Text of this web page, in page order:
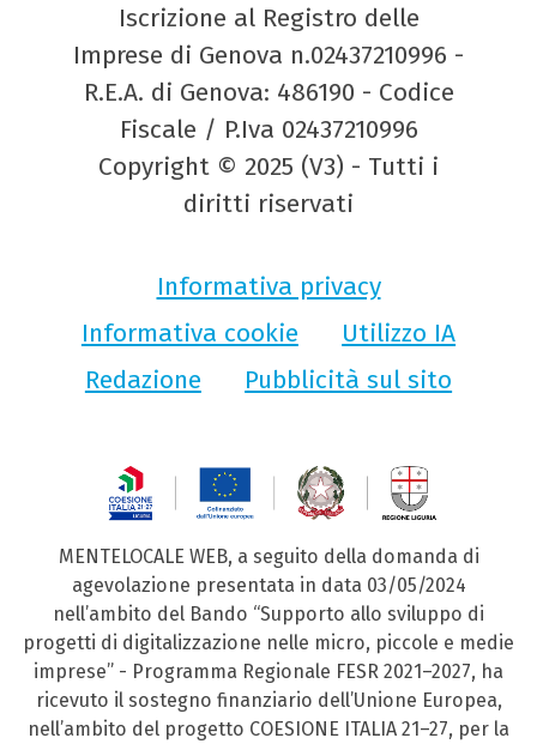
Iscrizione al Registro delle
Imprese di Genova n.02437210996 -
R.E.A. di Genova: 486190 - Codice
Fiscale / P.Iva 02437210996
Copyright © 2025 (V3) - Tutti i
diritti riservati
Informativa privacy
Informativa cookie
Utilizzo IA
Redazione
Pubblicità sul sito
MENTELOCALE WEB, a seguito della domanda di
agevolazione presentata in data 03/05/2024
nell’ambito del Bando “Supporto allo sviluppo di
progetti di digitalizzazione nelle micro, piccole e medie
imprese” - Programma Regionale FESR 2021–2027, ha
ricevuto il sostegno finanziario dell’Unione Europea,
nell’ambito del progetto COESIONE ITALIA 21–27, per la